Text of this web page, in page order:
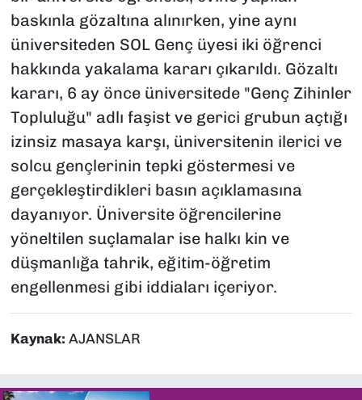
baskınla gözaltına alınırken, yine aynı
üniversiteden SOL Genç üyesi iki öğrenci
hakkında yakalama kararı çıkarıldı. Gözaltı
kararı, 6 ay önce üniversitede "Genç Zihinler
Topluluğu" adlı faşist ve gerici grubun açtığı
izinsiz masaya karşı, üniversitenin ilerici ve
solcu gençlerinin tepki göstermesi ve
gerçekleştirdikleri basın açıklamasına
dayanıyor. Üniversite öğrencilerine
yöneltilen suçlamalar ise halkı kin ve
düşmanlığa tahrik, eğitim-öğretim
engellenmesi gibi iddiaları içeriyor.
Kaynak: AJANSLAR